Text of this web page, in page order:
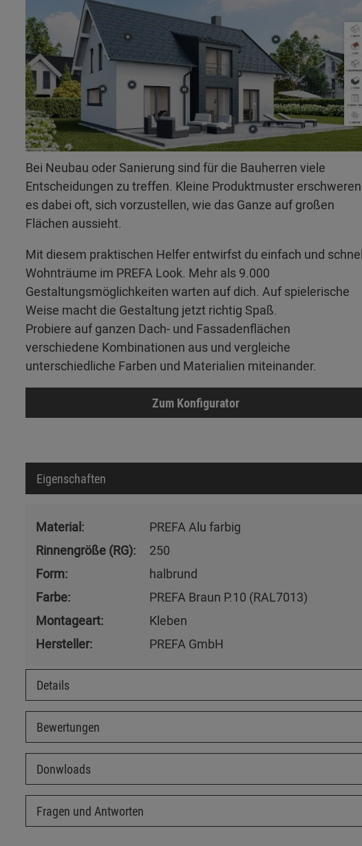
Bei Neubau oder Sanierung sind für die Bauherren viele
Entscheidungen zu treffen. Kleine Produktmuster erschweren
es dabei oft, sich vorzustellen, wie das Ganze auf großen
Flächen aussieht.
Mit diesem praktischen Helfer entwirfst du einfach und
Wohnträume im PREFA Look. Mehr als 9.000
Gestaltungsmöglichkeiten warten auf dich. Auf spielerische
Weise macht die Gestaltung jetzt richtig Spaß.
Probiere auf ganzen Dach- und Fassadenflächen
verschiedene Kombinationen aus und vergleiche
unterschiedliche Farben und Materialien miteinander.
Zum Konfigurator
Eigenschaften
Material:
PREFA Alu farbig
Rinnengröße (RG):
250
Form:
halbrund
Farbe:
PREFA Braun P.10 (RAL7013)
Montageart:
Kleben
Hersteller:
PREFA GmbH
Details
Bewertungen
Donwloads
Fragen und Antworten